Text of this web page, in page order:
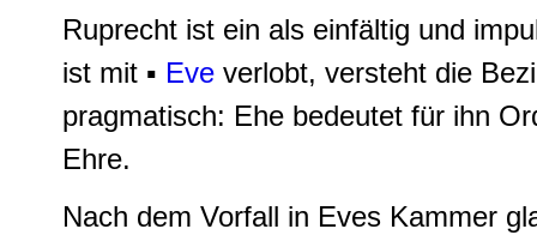
Ruprecht ist ein als einfältig und
ist mit ▪ Eve verlobt, versteht die
pragmatisch: Ehe bedeutet für ihn
Ehre.
Nach dem Vorfall in Eves Kammer